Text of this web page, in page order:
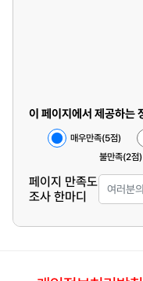
이 페이지에서 제공하는
매우만족(5점)
불만족(2점)
페이지 만족도
조사 한마디